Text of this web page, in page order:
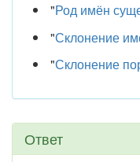
"Род имён
"Склонение
"Склонение
Ответ